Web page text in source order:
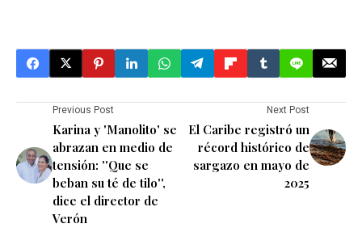
Previous Post
Karina y 'Manolito' se
abrazan en medio de
tensión: ''Que se
beban su té de tilo'',
dice el director de
Verón
Next Post
El Caribe registró un
récord histórico de
sargazo en mayo de
2025